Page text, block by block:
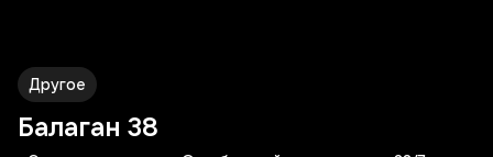
Другое
Балаган 38